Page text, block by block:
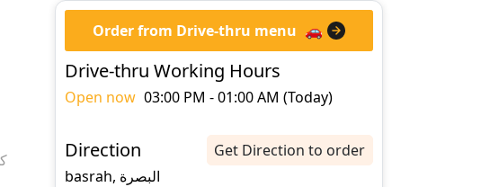
Order from Drive-thru menu 🚗
Drive-thru Working Hours
Open now 03:00 PM - 01:00 AM (Today)
Direction
Get Direction to order
basrah, البصرة